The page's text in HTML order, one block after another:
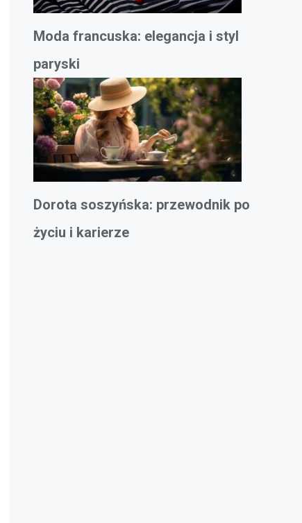
Moda francuska: elegancja i styl
paryski
Dorota soszyńska: przewodnik po
życiu i karierze